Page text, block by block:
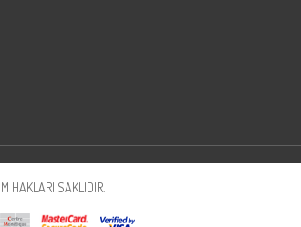
HAKLARI SAKLIDIR.